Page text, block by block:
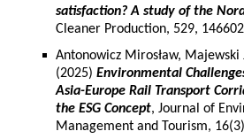
satisfaction? A study of the
Cleaner Production, 529,
Antonowicz Mirosław, Majewski
(2025) Environmental
Asia-Europe Rail Transport
the ESG Concept, Journal of
Management and Tourism,